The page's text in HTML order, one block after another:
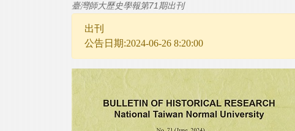
臺灣師大歷史學報第71期出刊
出刊
公告日期:2024-06-26 8:20:00